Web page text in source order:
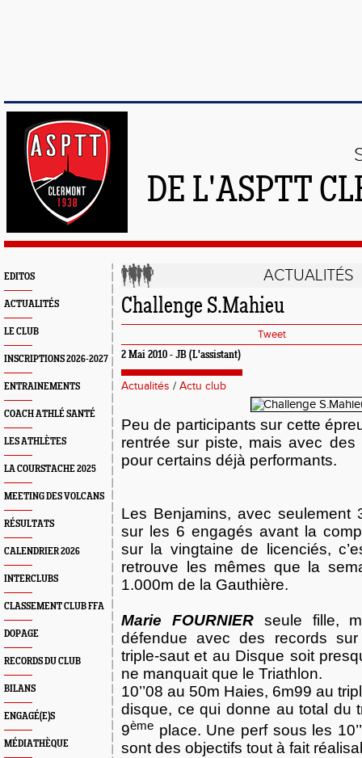
DE L'ASPTT
EDITOS
ACTUALITÉS
LE CLUB
INSCRIPTIONS 2026-2027
ENTRAINEMENTS
COACH ATHLÉ SANTÉ
LES ATHLÈTES
LA COURSTACHE 2025
MEETING DES VOLCANS
RÉSULTATS
CALENDRIER 2026
INTERCLUBS
CLASSEMENT CLUB FFA
DOPAGE
RECORDS DU CLUB
BILANS
ENGAGÉ(E)S
MÉDIATHÈQUE
ACTUALITÉS
Challenge S.Mahieu
Tweet
2 Mai 2010 - JB (L'assistant)
Actualités / Actu club
Peu de participants sur cette
rentrée sur piste, mais avec des
pour certains déjà performants.
Les Benjamins, avec seulement
sur les 6 engagés avant la
sur la vingtaine de licenciés,
retrouve les mêmes que la
1.000m de la Gauthière.
Marie FOURNIERseule fille,
défendue avec des records
triple-saut et au Disque soit
ne manquait que le Triathlon.
10’’08 au 50m Haies, 6m99 au
disque, ce qui donne au total du
9ème place. Une perf sous les
sont des objectifs tout à fait